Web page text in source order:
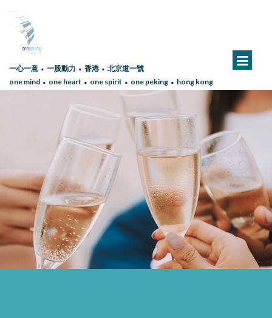
一心一意 ∙ 一股動力 ∙ 香港 ∙ 北京道一號
one mind ∙ one heart ∙ one spirit ∙ one peking ∙ hong kong